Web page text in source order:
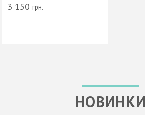
3 150 грн.
НОВИНКИ